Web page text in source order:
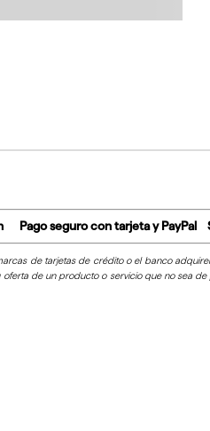
Pago seguro con tarjeta y PayPal
de tarjetas de crédito o el banco
de un producto o servicio que no sea